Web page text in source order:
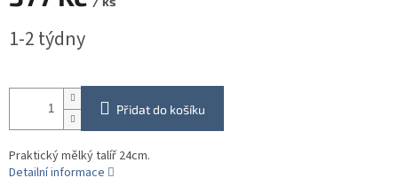
cena:
1-2 týdny
Přidat do košíku
Praktický mělký talíř 24cm.
Detailní informace